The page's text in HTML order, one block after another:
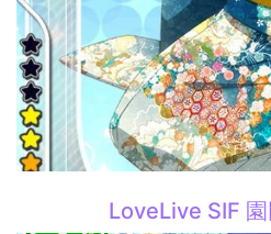
LoveLive SIF